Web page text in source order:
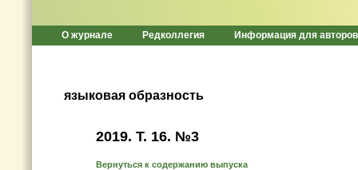
О журнале Редколлегия Информация для авторов
языковая образность
2019. Т. 16. №3
Вернуться к содержанию выпуска